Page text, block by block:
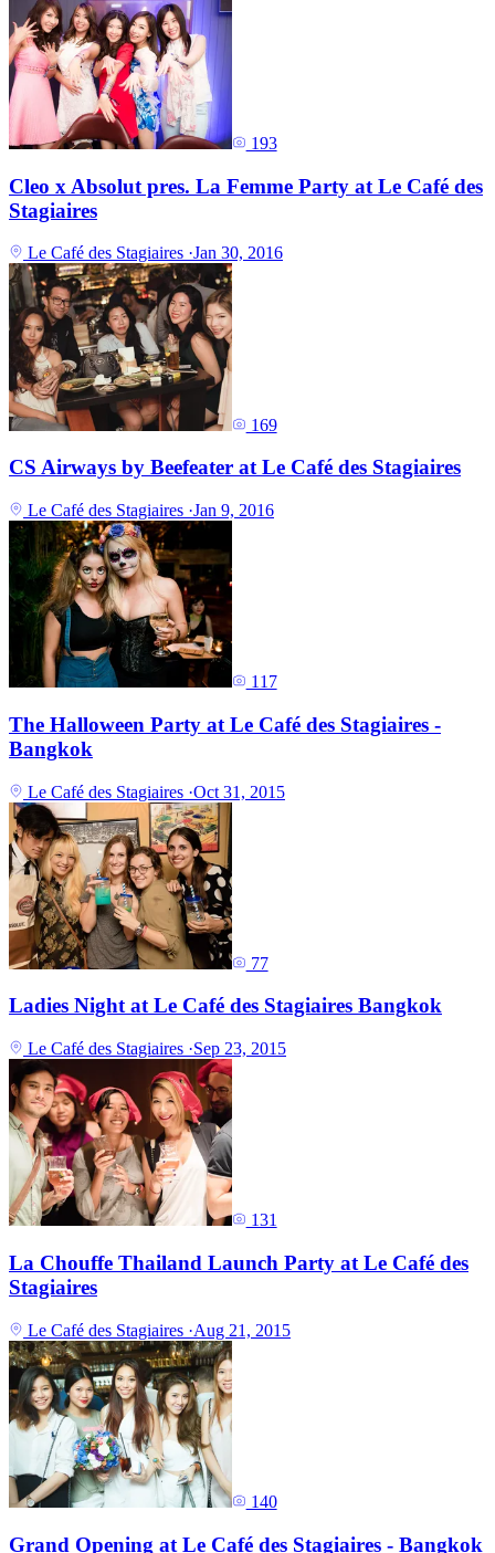
193
Cleo x Absolut pres. ‎La Femme Party‬ at Le Café des
Stagiaires
Le Café des Stagiaires ·Jan 30, 2016
169
CS Airways by Beefeater at Le Café des Stagiaires
Le Café des Stagiaires ·Jan 9, 2016
117
The Halloween Party at Le Café des Stagiaires -
Bangkok
Le Café des Stagiaires ·Oct 31, 2015
77
Ladies Night at Le Café des Stagiaires Bangkok
Le Café des Stagiaires ·Sep 23, 2015
131
La Chouffe Thailand Launch Party at Le Café des
Stagiaires
Le Café des Stagiaires ·Aug 21, 2015
140
Grand Opening at Le Café des Stagiaires - Bangkok